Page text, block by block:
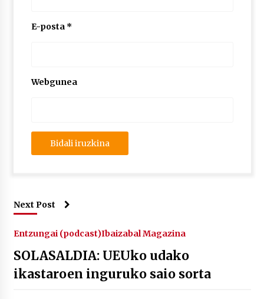
E-posta *
Webgunea
Next Post
Entzungai (podcast)Ibaizabal Magazina
SOLASALDIA: UEUko udako
ikastaroen inguruko saio sorta